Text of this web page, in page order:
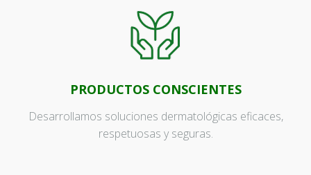
PRODUCTOS CONSCIENTES
Desarrollamos soluciones dermatológicas eficaces,
respetuosas y seguras.